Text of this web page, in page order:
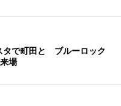
タで町田と ブルーロック
場